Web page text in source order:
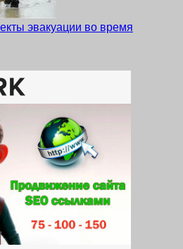
эвакуации во время